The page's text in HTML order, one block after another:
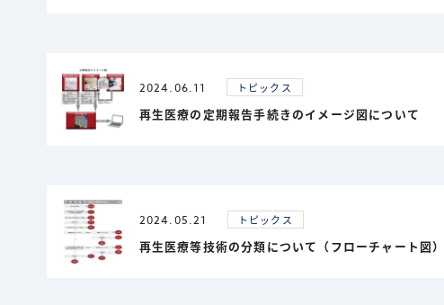
2024.06.11 トピックス
再生医療の定期報告手続きのイメージ図について
2024.05.21 トピックス
再生医療等技術の分類について（フローチャート図）